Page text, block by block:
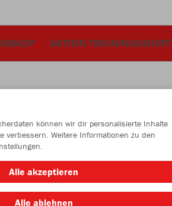
AKTION TRAININGSSHIRT
können wir dir personalisierte Inhalte
verbessern. Weitere Informationen zu den
Alle akzeptieren
Alle ablehnen